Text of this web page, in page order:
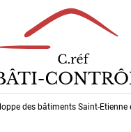
des bâtiments Saint-Etienne
des cookies